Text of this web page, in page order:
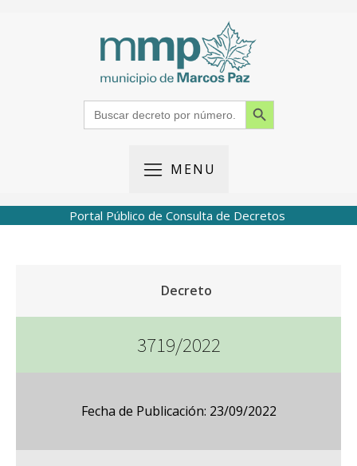
Search
for:
Search Button
MENU
Portal Público de Consulta de Decretos
Decreto
3719/2022
Fecha de Publicación: 23/09/2022